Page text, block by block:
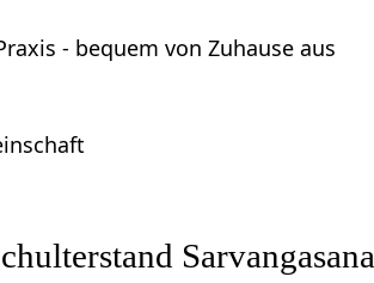
- bequem von Zuhause aus
Sarvangasana